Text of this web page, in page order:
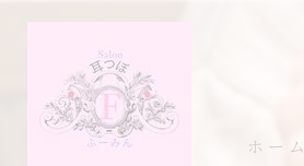
ホーム